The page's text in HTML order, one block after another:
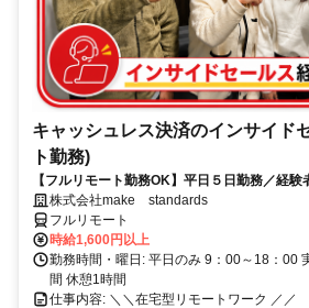
キャッシュレス決済のインサイド
ト勤務)
【フルリモート勤務OK】平日５日勤務／経
スキルアップ
株式会社make standards
フルリモート
時給1,600円以上
勤務時間・曜日: 平日のみ 9：00～18：00
間 休憩1時間
仕事内容: ＼＼在宅型リモートワーク ／／